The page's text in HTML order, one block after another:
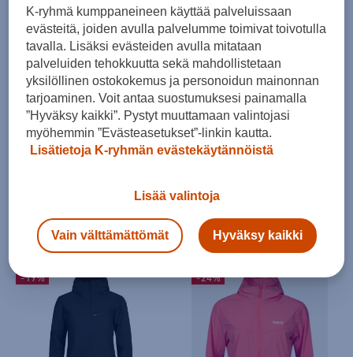
-19%
HINTA VERKOSSA
Halti
Norm. hinta:
30pv alin hinta: 129€
HINTA VERKOSSA
104,00 €
Norm. hinta:
30pv alin hinta: 129€
-19% -24%
K-ryhmä kumppaneineen käyttää palveluissaan
evästeitä, joiden avulla palvelumme toimivat toivotulla
tavalla. Lisäksi evästeiden avulla mitataan
palveluiden tehokkuutta sekä mahdollistetaan
yksilöllinen ostokokemus ja personoidun mainonnan
tarjoaminen. Voit antaa suostumuksesi painamalla
”Hyväksy kaikki”. Pystyt muuttamaan valintojasi
myöhemmin ”Evästeasetukset”-linkin kautta.
Lisätietoja K-ryhmän evästekäytännöistä
Lisää valintoja
Vain välttämättömät Hyväksy kaikki